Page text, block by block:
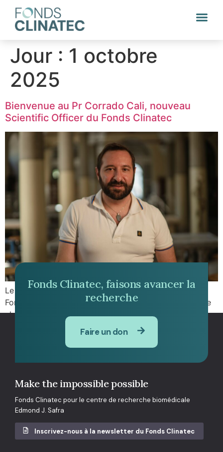
Jour : 1 octobre
2025
Bienvenue au Pr Corrado Cali, nouveau
Scientific Officer du Fonds Clinatec
Le Pr Corrado Cali animera l’équipe de recherche du
Fonds Clinatec, aujourd’hui constituée d’une dizaine de
chercheurs.
Fonds Clinatec, faisons avancer la
recherche
Faire un don
Make the impossible possible
Fonds Clinatec pour le centre de recherche biomédicale
Edmond J. Safra
Inscrivez-nous à la newsletter du Fonds Clinatec